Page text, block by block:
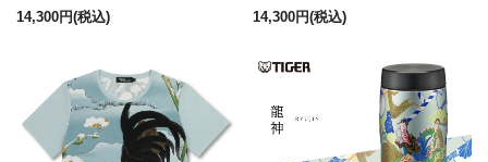
14,300円(税込)
14,300円(税込)